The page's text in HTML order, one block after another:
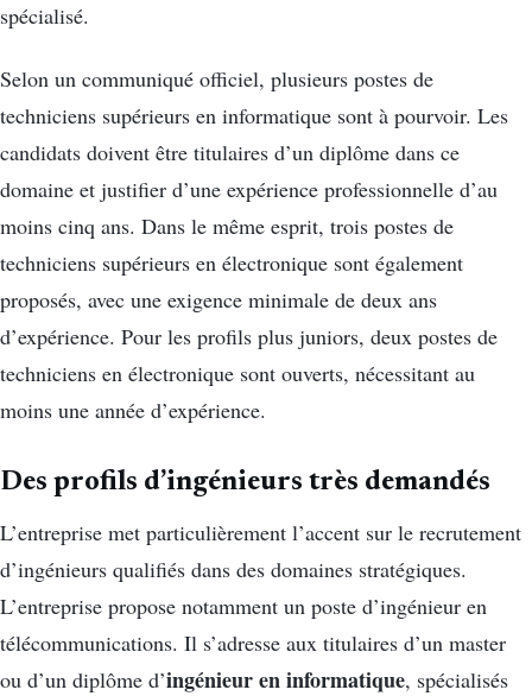
spécialisé.
Selon un communiqué officiel, plusieurs postes de
techniciens supérieurs en informatique sont à pourvoir. Les
candidats doivent être titulaires d’un diplôme dans ce
domaine et justifier d’une expérience professionnelle d’au
moins cinq ans. Dans le même esprit, trois postes de
techniciens supérieurs en électronique sont également
proposés, avec une exigence minimale de deux ans
d’expérience. Pour les profils plus juniors, deux postes de
techniciens en électronique sont ouverts, nécessitant au
moins une année d’expérience.
Des profils d’ingénieurs très demandés
L’entreprise met particulièrement l’accent sur le recrutement
d’ingénieurs qualifiés dans des domaines stratégiques.
L’entreprise propose notamment un poste d’ingénieur en
télécommunications. Il s’adresse aux titulaires d’un master
ou d’un diplôme d’ingénieur en informatique, spécialisés